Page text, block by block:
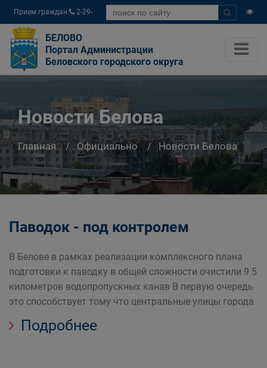
Прием граждан
2-29-
04
БЕЛОВО
Портал Администрации
Беловского городского округа
Новости Белова
Главная Официально Новости Белова
Паводок - под контролем
В Белове в рамках реализации комплексного плана
подготовки к паводку в общей сложности очистили 9 5
километров водопропускных канав В первую очередь
это способствует тому что центральные улицы города
Подробнее